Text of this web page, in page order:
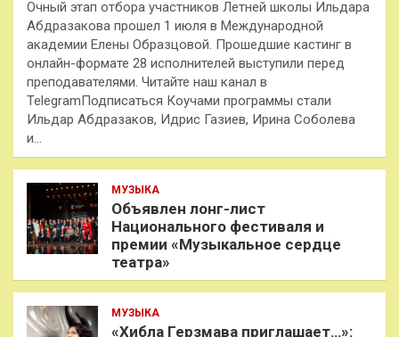
Очный этап отбора участников Летней школы Ильдара
Абдразакова прошел 1 июля в Международной
академии Елены Образцовой. Прошедшие кастинг в
онлайн-формате 28 исполнителей выступили перед
преподавателями. Читайте наш канал в
TelegramПодписаться Коучами программы стали
Ильдар Абдразаков, Идрис Газиев, Ирина Соболева
и…
МУЗЫКА
Объявлен лонг-лист
Национального фестиваля и
премии «Музыкальное сердце
театра»
МУЗЫКА
«Хибла Герзмава приглашает…»: